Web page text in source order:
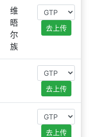
维
晤
尔
族
去上传
去上传
去上传